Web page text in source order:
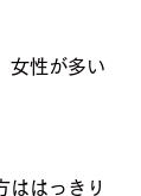
女性が多い
ははっきり